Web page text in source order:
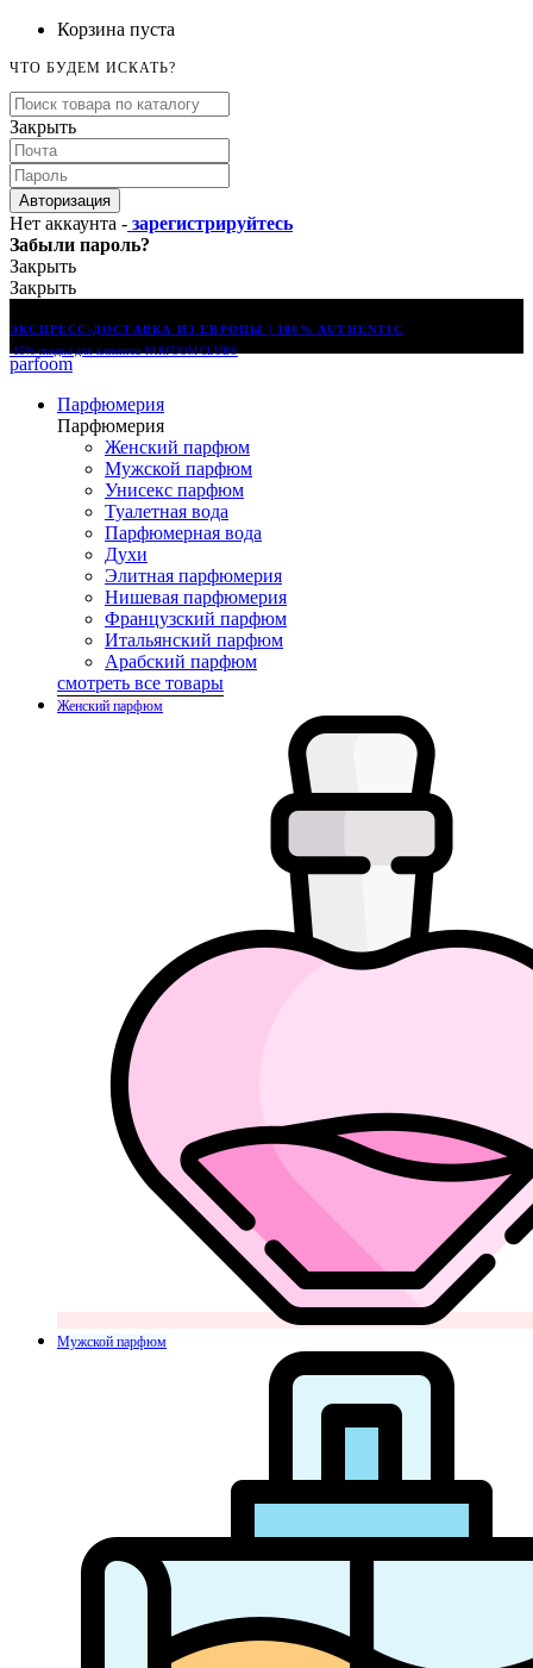
Корзина пуста
ЧТО БУДЕМ ИСКАТЬ?
Закрыть
Авторизация
Нет аккаунта - зарегистрируйтесь
Забыли пароль?
Закрыть
Закрыть
ЭКСПРЕСС-ДОСТАВКА ИЗ ЕВРОПЫ | 100% AUTHENTIC
-15% скидка для клиентов PARFOOM CLUB®
parfoom
Парфюмерия
Парфюмерия
Женский парфюм
Мужской парфюм
Унисекс парфюм
Туалетная вода
Парфюмерная вода
Духи
Элитная парфюмерия
Нишевая парфюмерия
Французский парфюм
Итальянский парфюм
Арабский парфюм
смотреть все товары
Женский парфюм
Мужской парфюм